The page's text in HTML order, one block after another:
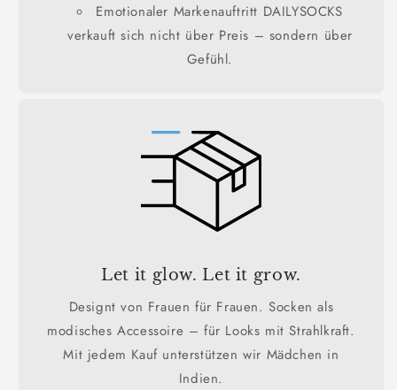
Emotionaler Markenauftritt DAILYSOCKS
verkauft sich nicht über Preis – sondern über
Gefühl.
Let it glow. Let it grow.
Designt von Frauen für Frauen. Socken als
modisches Accessoire – für Looks mit Strahlkraft.
Mit jedem Kauf unterstützen wir Mädchen in
Indien.